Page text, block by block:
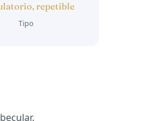
repetible
Tipo